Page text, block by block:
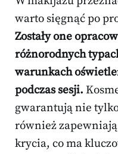
warto sięgnąć po
Zostały one
różnorodnych
warunkach
podczas sesji.
gwarantują nie
również
krycia, co ma